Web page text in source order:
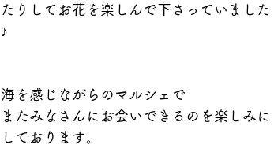
たりしてお花を楽しんで下さっていました
♪
海を感じながらのマルシェで
またみなさんにお会いできるのを楽しみに
しております。